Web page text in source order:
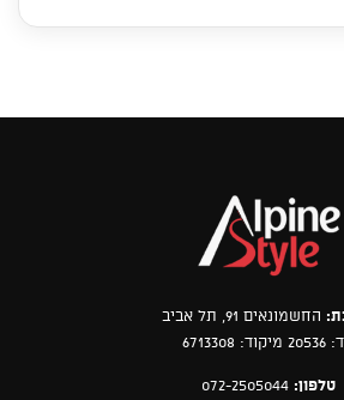
החשמונאים 91, תל אביב
6713308
טלפון: 072-2505044